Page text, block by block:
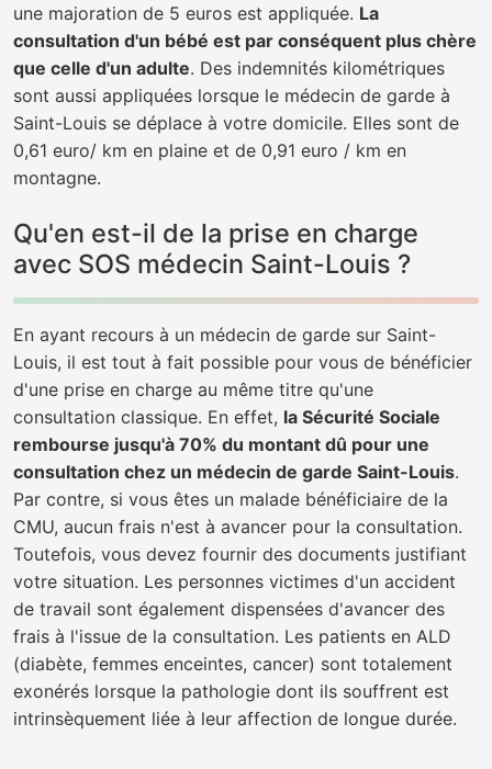
une majoration de 5 euros est appliquée. La
consultation d'un bébé est par conséquent plus chère
que celle d'un adulte. Des indemnités kilométriques
sont aussi appliquées lorsque le médecin de garde à
Saint-Louis se déplace à votre domicile. Elles sont de
0,61 euro/ km en plaine et de 0,91 euro / km en
montagne.
Qu'en est-il de la prise en charge
avec SOS médecin Saint-Louis ?
En ayant recours à un médecin de garde sur Saint-
Louis, il est tout à fait possible pour vous de bénéficier
d'une prise en charge au même titre qu'une
consultation classique. En effet, la Sécurité Sociale
rembourse jusqu'à 70% du montant dû pour une
consultation chez un médecin de garde Saint-Louis.
Par contre, si vous êtes un malade bénéficiaire de la
CMU, aucun frais n'est à avancer pour la consultation.
Toutefois, vous devez fournir des documents justifiant
votre situation. Les personnes victimes d'un accident
de travail sont également dispensées d'avancer des
frais à l'issue de la consultation. Les patients en ALD
(diabète, femmes enceintes, cancer) sont totalement
exonérés lorsque la pathologie dont ils souffrent est
intrinsèquement liée à leur affection de longue durée.